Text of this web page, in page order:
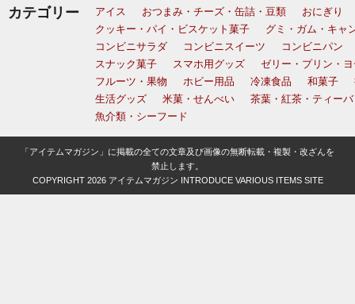
カテゴリー アイス おつまみ・チーズ・缶詰・豆類
おにぎり
クッキー・パイ・ビスケット菓子
グミ・ガム・キャ
コンビニサラダ
コンビニスイーツ
コンビニパン
スナック菓子
スマホ用グッズ
ゼリー・プリン・
フルーツ・果物
ホビー用品 冷凍食品 和菓子
生活グッズ
米菓・せんべい
茶葉・紅茶・ティー
魚介類・シーフード
「アイテムマガジン」に掲載の全ての文章及び画像の無断転載・複製・改ざんを
禁止します。
COPYRIGHT 2026 アイテムマガジン INTRODUCE VARIOUS ITEMS SITE